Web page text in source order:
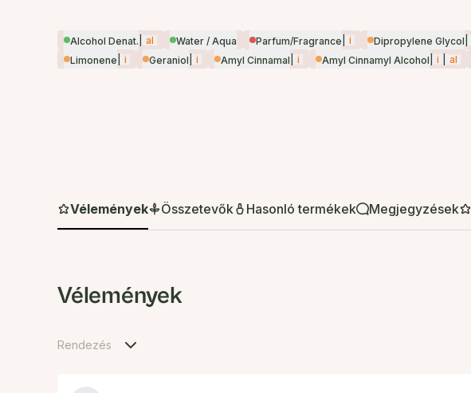
Alcohol Denat. al Water / Aqua Parfum/Fragrance i Dipropylene Glycol
Limonene
i Geraniol i Amyl Cinnamal i Amyl Cinnamyl Alcohol i al
Vélemények Összetevők Hasonló termékek Megjegyzések
Vélemények
Rendezés